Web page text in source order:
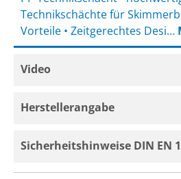
Technikschächte für
Vorteile • Zeitgerechtes Desi…
Video
Herstellerangabe
Sicherheitshinweise DIN EN